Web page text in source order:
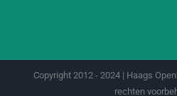
Copyright 2012 - 2024 | Haags
rechten